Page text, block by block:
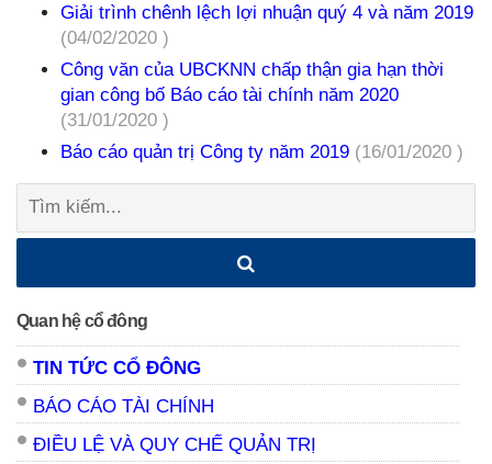
Giải trình chênh lệch lợi nhuận quý 4 và năm 2019
(04/02/2020 )
Công văn của UBCKNN chấp thận gia hạn thời
gian công bố Báo cáo tài chính năm 2020
(31/01/2020 )
Báo cáo quản trị Công ty năm 2019 (16/01/2020 )
Tìm
Quan hệ cổ đông
TIN TỨC CỔ ĐÔNG
BÁO CÁO TÀI CHÍNH
ĐIỀU LỆ VÀ QUY CHẾ QUẢN TRỊ